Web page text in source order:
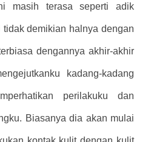
masih terasa seperti adik
demikian halnya dengan
dengannya akhir-akhir
kadang-kadang
perilakuku dan
Biasanya dia akan mulai